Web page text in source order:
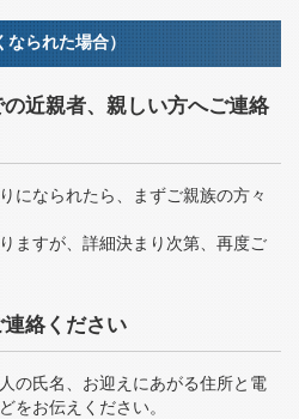
なられた場合）
近親者、親しい方へご連絡
になられたら、まずご親族の方々
ますが、詳細決まり次第、再度ご
絡ください
の氏名、お迎えにあがる住所と電
をお伝えください。